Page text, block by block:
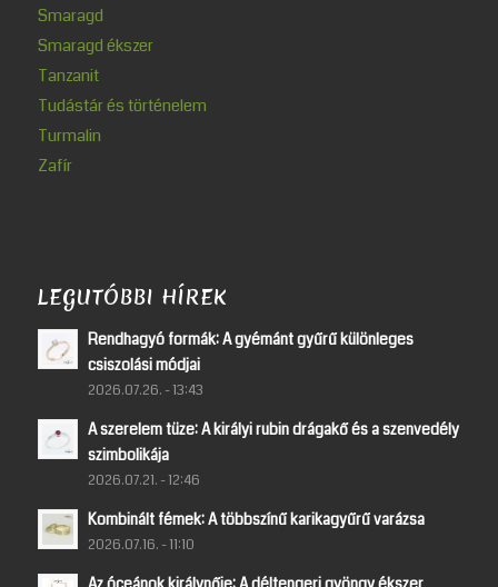
Smaragd
Smaragd ékszer
Tanzanit
Tudástár és történelem
Turmalin
Zafír
LEGUTÓBBI HÍREK
Rendhagyó formák: A gyémánt gyűrű különleges
csiszolási módjai
2026.07.26. - 13:43
A szerelem tüze: A királyi rubin drágakő és a szenvedély
szimbolikája
2026.07.21. - 12:46
Kombinált fémek: A többszínű karikagyűrű varázsa
2026.07.16. - 11:10